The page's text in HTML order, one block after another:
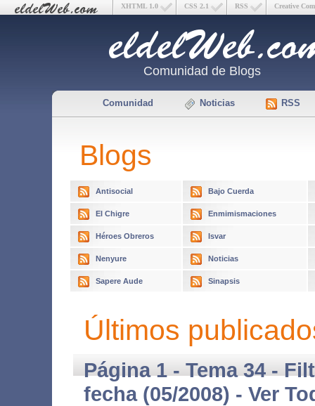
Creative
RSS
CSS 2.1
XHTML 1.0
Comunidad de Blogs
Comunidad Noticias RSS
Blogs
Antisocial Bajo Cuerda
El Chigre Enmimismaciones
Héroes Obreros Isvar
Nenyure Noticias
Sapere Aude Sinapsis
Últimos
Página 1 - Tema 34 -
fecha (05/2008) - Ver